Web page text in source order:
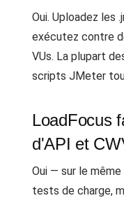
Oui. Uploadez les
exécutez contre
VUs. La plupart
scripts JMeter
LoadFocus
d'API et
Oui — sur le
tests de charge,